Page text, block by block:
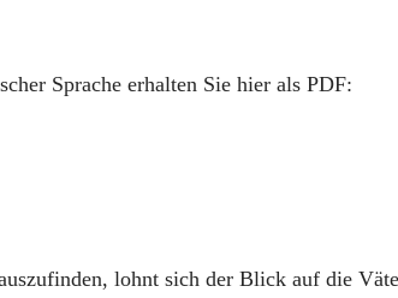
Sprache erhalten Sie hier als PDF:
lohnt sich der Blick auf die